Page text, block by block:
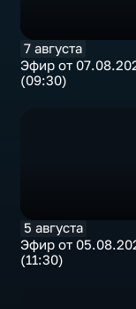
7 августа
Эфир от
(09:30)
5 августа
Эфир от
(11:30)